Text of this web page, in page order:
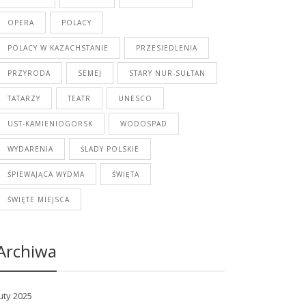
OPERA POLACY
POLACY W KAZACHSTANIE PRZESIEDLENIA
PRZYRODA SEMEJ STARY NUR-SUŁTAN
TATARZY TEATR UNESCO
UST-KAMIENIOGORSK WODOSPAD
WYDARENIA ŚLADY POLSKIE
ŚPIEWAJĄCA WYDMA ŚWIĘTA
ŚWIĘTE MIEJSCA
2025